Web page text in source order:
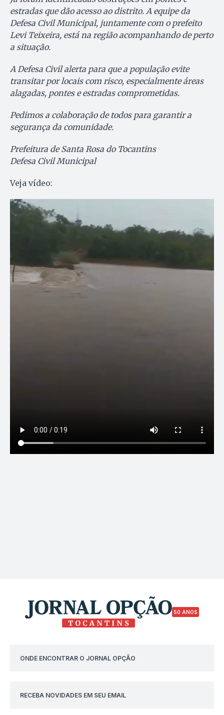
estradas que dão acesso ao distrito. A equipe da
Defesa Civil Municipal, juntamente com o prefeito
Levi Teixeira, está na região acompanhando de perto
a situação.
A Defesa Civil alerta para que a população evite
transitar por locais com risco, especialmente áreas
alagadas, pontes e estradas comprometidas.
Pedimos a colaboração de todos para garantir a
segurança da comunidade.
Prefeitura de Santa Rosa do Tocantins
Defesa Civil Municipal
Veja vídeo:
50 ANOS
ONDE ENCONTRAR O JORNAL OPÇÃO
RECEBA NOVIDADES EM SEU EMAIL